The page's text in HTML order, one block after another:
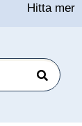
Hitta mer
Sök